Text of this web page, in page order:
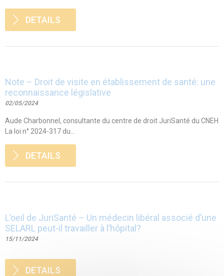
DETAILS
Note – Droit de visite en établissement de santé: une
reconnaissance législative
02/05/2024
Aude Charbonnel, consultante du centre de droit JuriSanté du CNEH
La loi n° 2024-317 du...
DETAILS
L’oeil de JuriSanté – Un médecin libéral associé d’une
SELARL peut-il travailler à l’hôpital?
15/11/2024
DETAILS